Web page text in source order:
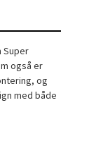
Super
også er
og
med både